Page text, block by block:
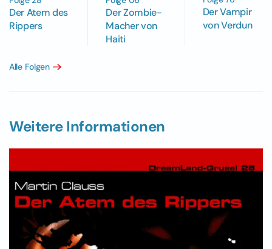
Der Atem des
Rippers
Der Zombie-
Macher von
Haiti
Der Vampir
von Verdun
Alle Folgen
Weitere Informationen